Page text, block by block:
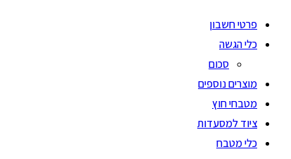
פרטי חשבון
כלי הגשה
סכום
מוצרים נוספים
מטבחי חוץ
ציוד למסעדות
כלי מטבח